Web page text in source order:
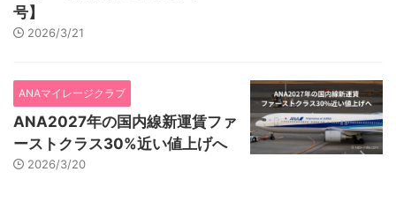
号】
2026/3/21
ANAマイレージクラブ
ANA2027年の国内線新運賃ファ
ーストクラス30%近い値上げへ
2026/3/20